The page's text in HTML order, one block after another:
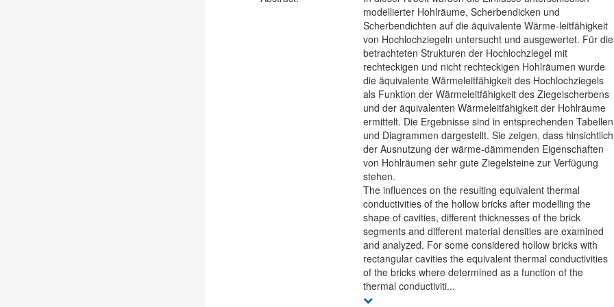
modellierter Hohlräume, Scherbendicken und
Scherbendichten auf die äquivalente Wärme-leitfähigkeit
von Hochlochziegeln untersucht und ausgewertet. Für die
betrachteten Strukturen der Hochlochziegel mit
rechteckigen und nicht rechteckigen Hohlräumen wurde
die äquivalente Wärmeleitfähigkeit des Hochlochziegels
als Funktion der Wärmeleitfähigkeit des Ziegelscherbens
und der äquivalenten Wärmeleitfähigkeit der Hohlräume
ermittelt. Die Ergebnisse sind in entsprechenden Tabellen
und Diagrammen dargestellt. Sie zeigen, dass hinsichtlich
der Ausnutzung der wärme-dämmenden Eigenschaften
von Hohlräumen sehr gute Ziegelsteine zur Verfügung
stehen.
The influences on the resulting equivalent thermal
conductivities of the hollow bricks after modelling the
shape of cavities, different thicknesses of the brick
segments and different material densities are examined
and analyzed. For some considered hollow bricks with
rectangular cavities the equivalent thermal conductivities
of the bricks where determined as a function of the
thermal conductiviti...